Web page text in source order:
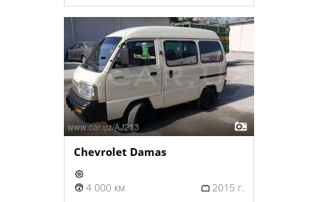
Chevrolet Damas
4 000 км 2015 г.